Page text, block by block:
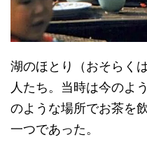
湖のほとり（おそらく
人たち。当時は今のよ
のような場所でお茶を
一つであった。